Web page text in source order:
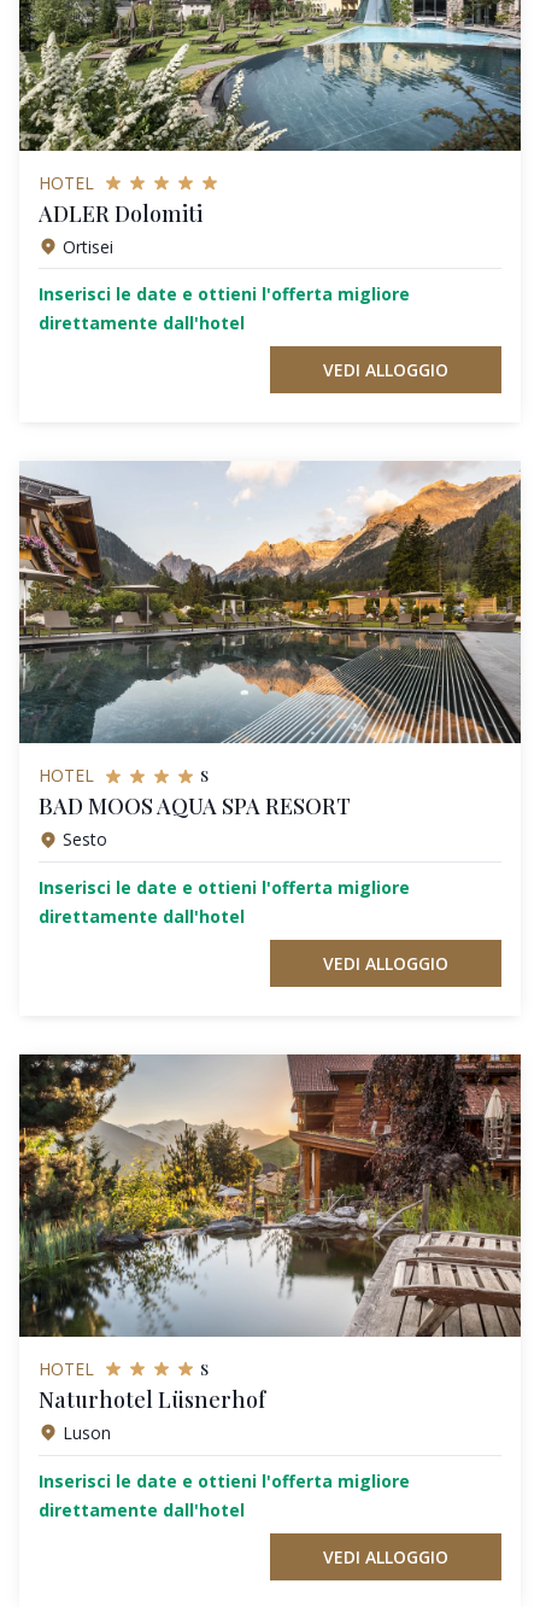
HOTEL
ADLER Dolomiti
Ortisei
Inserisci le date e ottieni l'offerta migliore
direttamente dall'hotel
VEDI ALLOGGIO
HOTEL s
BAD MOOS AQUA SPA RESORT
Sesto
Inserisci le date e ottieni l'offerta migliore
direttamente dall'hotel
VEDI ALLOGGIO
HOTEL s
Naturhotel Lüsnerhof
Luson
Inserisci le date e ottieni l'offerta migliore
direttamente dall'hotel
VEDI ALLOGGIO